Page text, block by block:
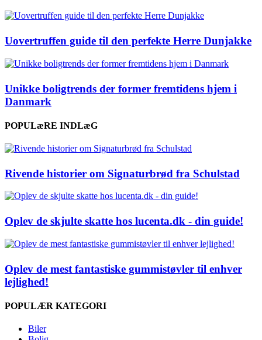
Uovertruffen guide til den perfekte Herre Dunjakke
Unikke boligtrends der former fremtidens hjem i
Danmark
POPULæRE INDLæG
Rivende historier om Signaturbrød fra Schulstad
Oplev de skjulte skatte hos lucenta.dk - din guide!
Oplev de mest fantastiske gummistøvler til enhver
lejlighed!
POPULÆR KATEGORI
Biler